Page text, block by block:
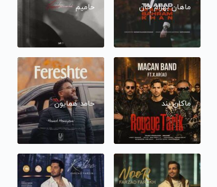
ماهان بهرام خان حامیم
ماکان بند حامد همایون